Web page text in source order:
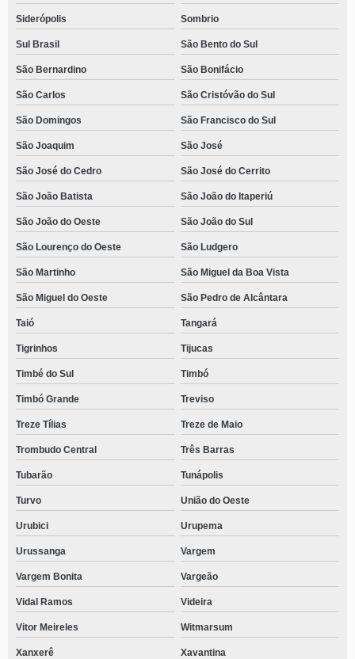
Siderópolis Sombrio
Sul Brasil São Bento do Sul
São Bernardino São Bonifácio
São Carlos São Cristóvão do Sul
São Domingos São Francisco do Sul
São Joaquim São José
São José do Cedro São José do Cerrito
São João Batista São João do Itaperiú
São João do Oeste São João do Sul
São Lourenço do Oeste São Ludgero
São Martinho São Miguel da Boa Vista
São Miguel do Oeste São Pedro de Alcântara
Taió Tangará
Tigrinhos Tijucas
Timbé do Sul Timbó
Timbó Grande Treviso
Treze Tílias Treze de Maio
Trombudo Central Três Barras
Tubarão Tunápolis
Turvo União do Oeste
Urubici Urupema
Urussanga Vargem
Vargem Bonita Vargeão
Vidal Ramos Videira
Vitor Meireles Witmarsum
Xanxerê Xavantina